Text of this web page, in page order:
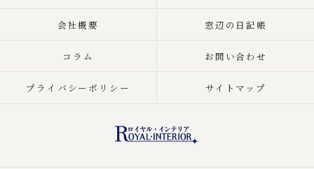
会社概要 窓辺の日記帳
コラム お問い合わせ
プライバシーポリシー サイトマップ